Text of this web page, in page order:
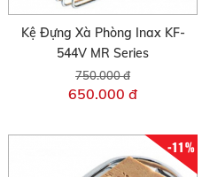
Kệ Đựng Xà Phòng Inax KF-
544V MR Series
750.000 đ
650.000 đ
-11%